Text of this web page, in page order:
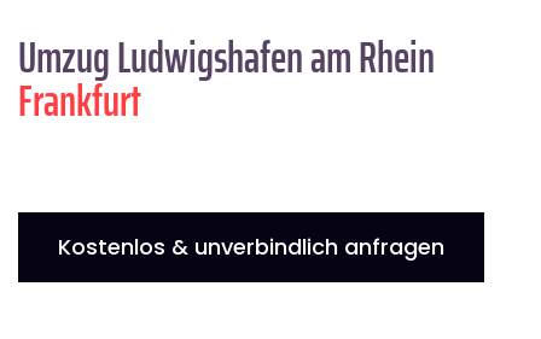
Umzug Ludwigshafen am Rhein
Frankfurt
Kostenlos & unverbindlich anfragen